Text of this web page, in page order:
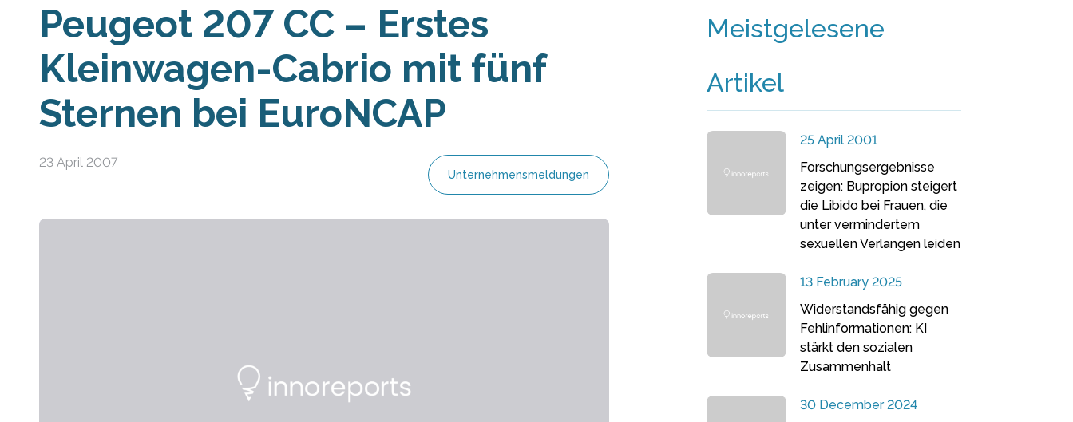
Peugeot 207 CC – Erstes
Kleinwagen-Cabrio mit fünf
Sternen bei EuroNCAP
23 April 2007
Unternehmensmeldungen
Meistgelesene
Artikel
25 April 2001
Forschungsergebnisse
zeigen: Bupropion steigert
die Libido bei Frauen, die
unter vermindertem
sexuellen Verlangen leiden
13 February 2025
Widerstandsfähig gegen
Fehlinformationen: KI
stärkt den sozialen
Zusammenhalt
30 December 2024